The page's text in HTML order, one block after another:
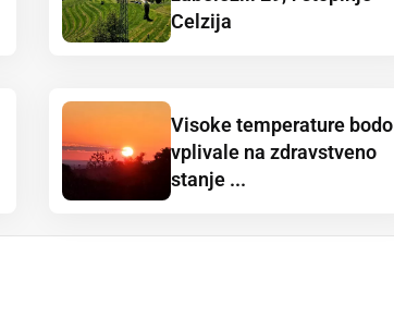
Celzija
Visoke temperature bodo
vplivale na zdravstveno
stanje ...